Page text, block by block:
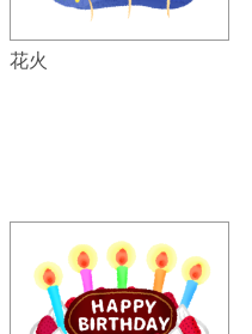
花火